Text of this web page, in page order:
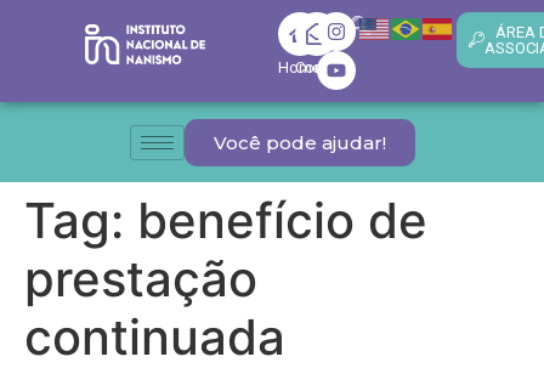
Home
Contato
ÁREA
Você pode ajudar!
Tag: benefício de
prestação
continuada